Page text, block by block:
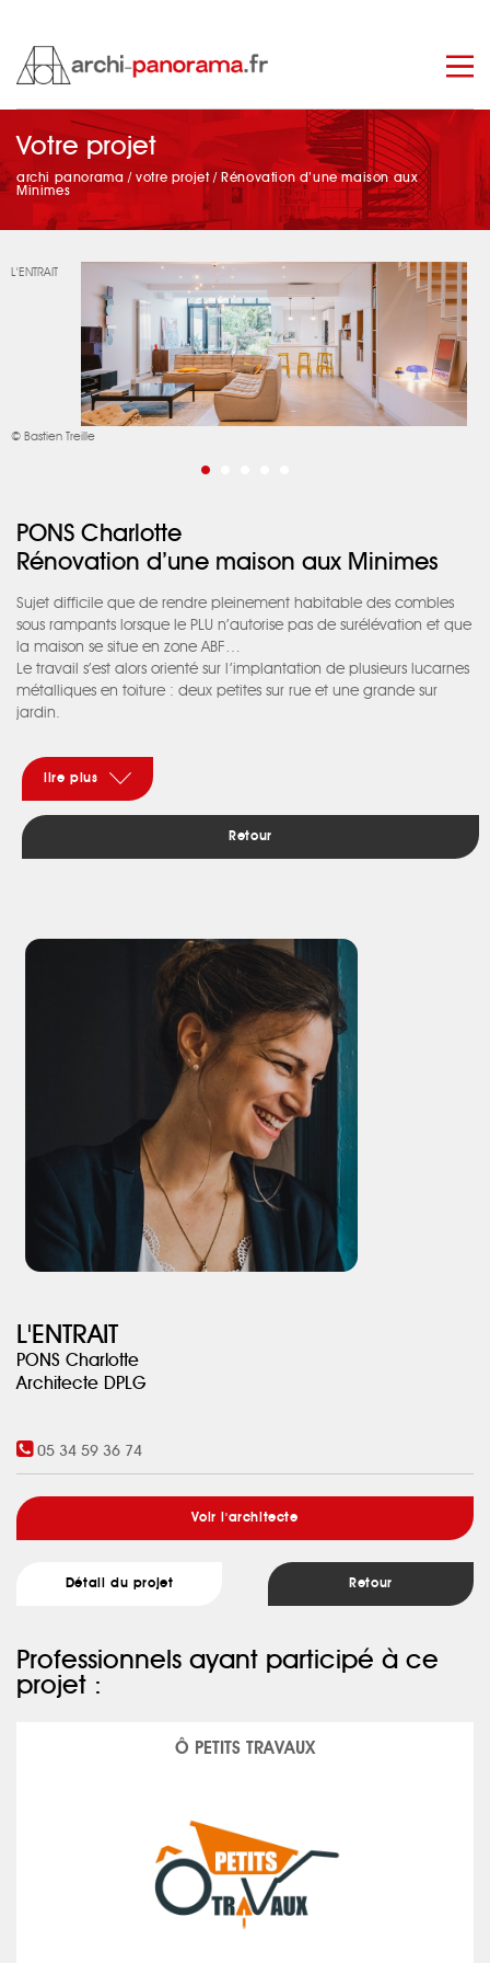
manage_search
Votre projet
archi panorama /votre projet / Rénovation d’une maison aux
Minimes
L'ENTRAIT
© Bastien Treille
PONS Charlotte
Rénovation d’une maison aux Minimes
Sujet difficile que de rendre pleinement habitable des combles
sous rampants lorsque le PLU n’autorise pas de surélévation et que
la maison se situe en zone ABF…
Le travail s’est alors orienté sur l’implantation de plusieurs lucarnes
métalliques en toiture : deux petites sur rue et une grande sur
jardin.
intérieurs par l’abaissement du plancher intermédiaire.
Ainsi, le rez-de-chaussée reçoit la généreuse pièce à vivre avec
sa cuisine ouverte qui se prolonge par une véranda sur l’écrin de
verdure du jardin.
On accède ensuite par un escalier léger et transparent aux trois
lire plus
Retour
L'ENTRAIT
PONS Charlotte
Architecte DPLG
05 34 59 36 74
Voir l'architecte
Détail du projet Retour
Professionnels ayant participé à ce
projet :
Ô PETITS TRAVAUX